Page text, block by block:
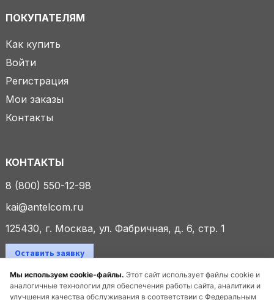
Мы используем cookie-файлы. Этот сайт использует файлы cookie и
аналогичные технологии для обеспечения работы сайта, аналитики и
улучшения качества обслуживания в соответствии с Федеральным
ПОКУПАТЕЛЯМ
Как купить
Войти
Регистрация
Мои заказы
Контакты
КОНТАКТЫ
8 (800) 550-12-98
kai@antelcom.ru
125430, г. Москва, ул. Фабричная, д. 6, стр. 1
Оставить заявку